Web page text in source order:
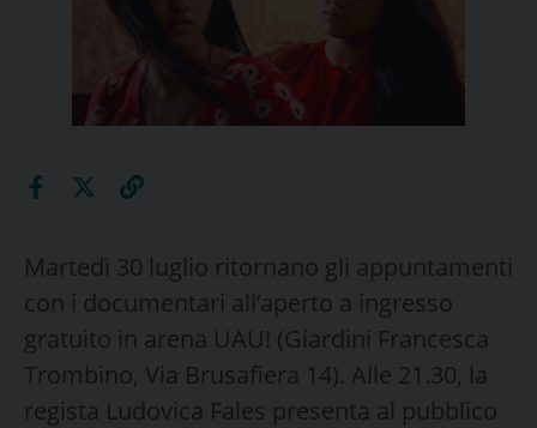
Martedì 30 luglio ritornano gli appuntamenti
con i documentari all’aperto a ingresso
gratuito in arena UAU! (Giardini Francesca
Trombino, Via Brusafiera 14). Alle 21.30, la
regista Ludovica Fales presenta al pubblico